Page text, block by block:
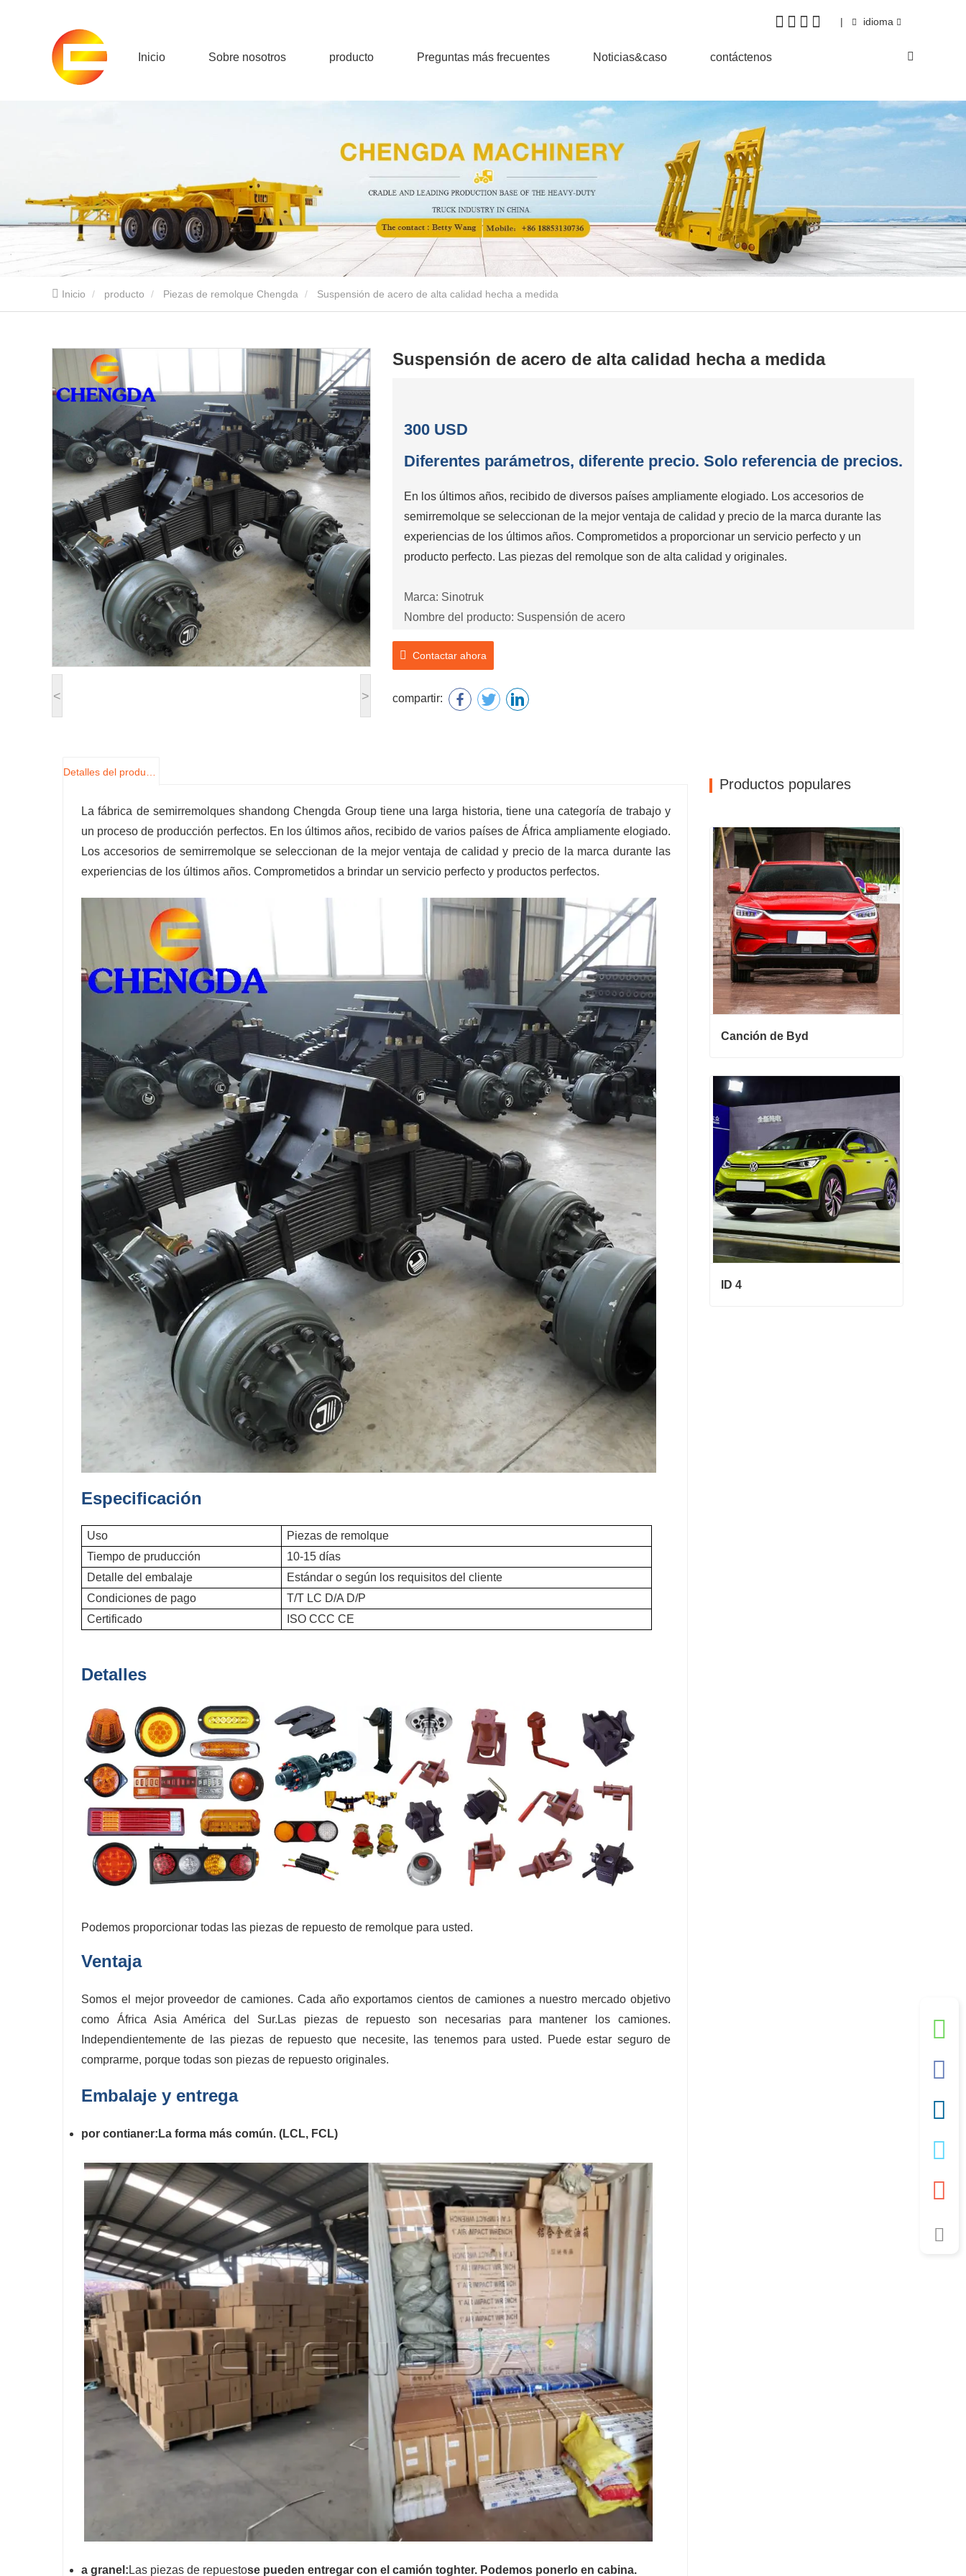
| idioma
Inicio Sobre nosotros producto Preguntas más frecuentes Noticias&caso contáctenos
Inicio producto Piezas de remolque Chengda Suspensión de acero de alta calidad hecha a medida
< >
Suspensión de acero de alta calidad hecha a medida
300 USD
Diferentes parámetros, diferente precio. Solo referencia de precios.
En los últimos años, recibido de diversos países ampliamente elogiado. Los accesorios de
semirremolque se seleccionan de la mejor ventaja de calidad y precio de la marca durante las
experiencias de los últimos años. Comprometidos a proporcionar un servicio perfecto y un
producto perfecto. Las piezas del remolque son de alta calidad y originales.
Marca: Sinotruk
Nombre del producto: Suspensión de acero
Contactar ahora
compartir:
La fábrica de semirremolques shandong Chengda Group tiene una larga historia, tiene una categoría de trabajo y
un proceso de producción perfectos. En los últimos años, recibido de varios países de África ampliamente elogiado.
Los accesorios de semirremolque se seleccionan de la mejor ventaja de calidad y precio de la marca durante las
experiencias de los últimos años. Comprometidos a brindar un servicio perfecto y productos perfectos.
Especificación
Uso
Piezas de remolque
Tiempo de pruducción
10-15 días
Detalle del embalaje
Estándar o según los requisitos del cliente
Condiciones de pago
T/T LC D/A D/P
Certificado
ISO CCC CE
Detalles
Podemos proporcionar todas las piezas de repuesto de remolque para usted.
Ventaja
Somos el mejor proveedor de camiones. Cada año exportamos cientos de camiones a nuestro mercado objetivo
como África Asia América del Sur.Las piezas de repuesto son necesarias para mantener los camiones.
Independientemente de las piezas de repuesto que necesite, las tenemos para usted. Puede estar seguro de
comprarme, porque todas son piezas de repuesto originales.
Embalaje y entrega
por contianer:La forma más común. (LCL, FCL)
a granel: Las piezas de repuestose pueden entregar con el camión toghter. Podemos ponerlo en cabina.
Productos populares
Canción de Byd
Canción de Byd
Contactar ahora
ID 4